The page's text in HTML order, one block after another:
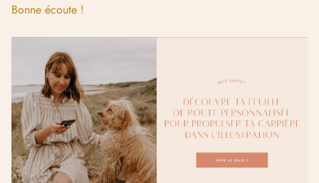
Bonne écoute !